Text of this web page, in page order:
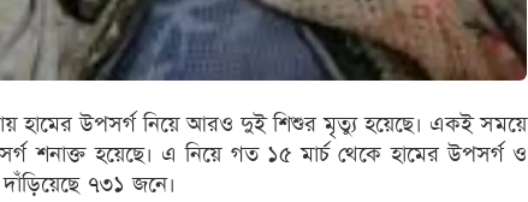
হামের উপসর্গ নিয়ে আরও দুই শিশুর মৃত্যু হয়েছে। একই সময়ে
শনাক্ত হয়েছে। এ নিয়ে গত ১৫ মার্চ থেকে হামের উপসর্গ ও
৭৩১ জনে।